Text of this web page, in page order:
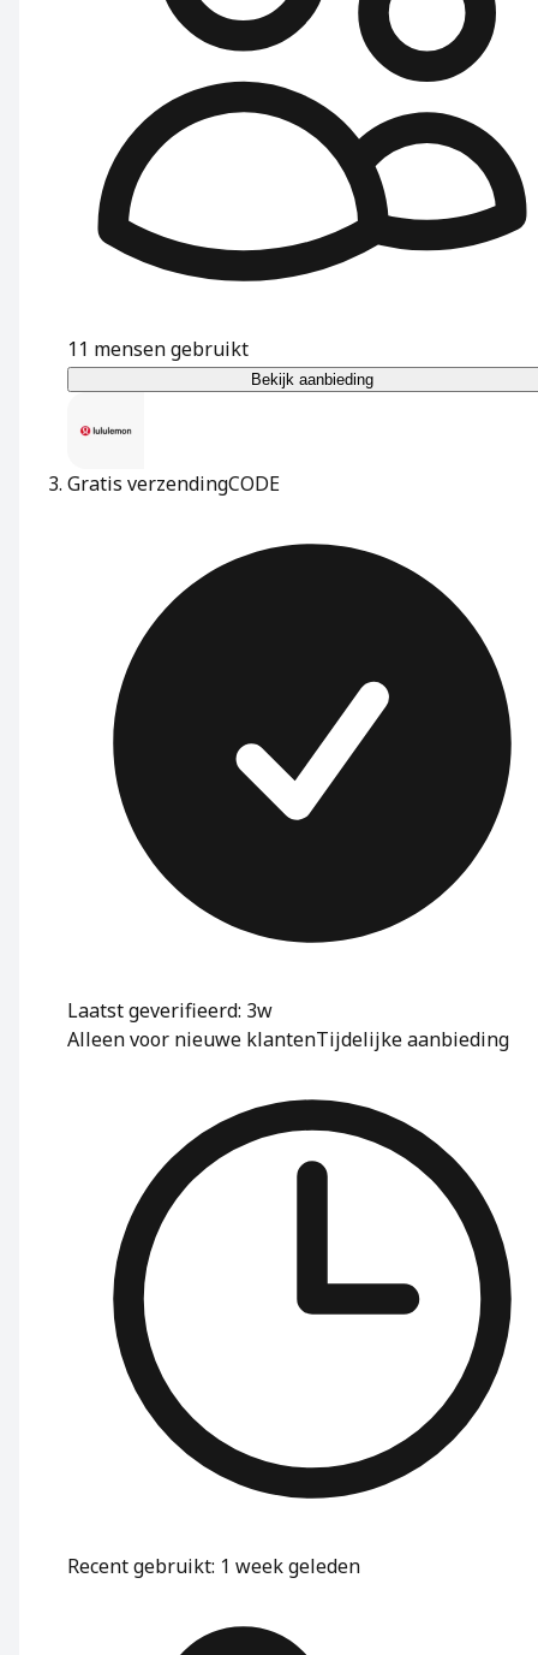
11 mensen gebruikt
Bekijk aanbieding
Gratis verzendingCODE
Laatst geverifieerd: 3w
Alleen voor nieuwe klantenTijdelijke aanbieding
Recent gebruikt: 1 week geleden